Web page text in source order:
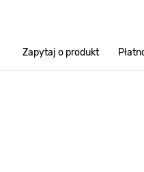
Zapytaj o produkt